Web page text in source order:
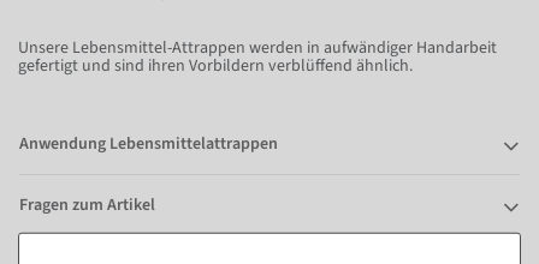
Unsere Lebensmittel-Attrappen werden in aufwändiger Handarbeit
gefertigt und sind ihren Vorbildern verblüffend ähnlich.
Anwendung Lebensmittelattrappen
Fragen zum Artikel